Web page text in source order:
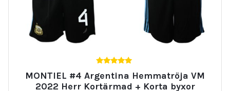
av 5
MONTIEL #4 Argentina Hemmatröja VM
2022 Herr Kortärmad + Korta byxor